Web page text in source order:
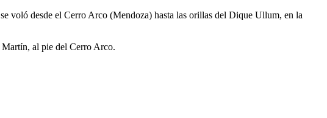
voló desde el Cerro Arco (Mendoza) hasta las orillas del Dique Ullum, en la
Martín, al pie del Cerro Arco.